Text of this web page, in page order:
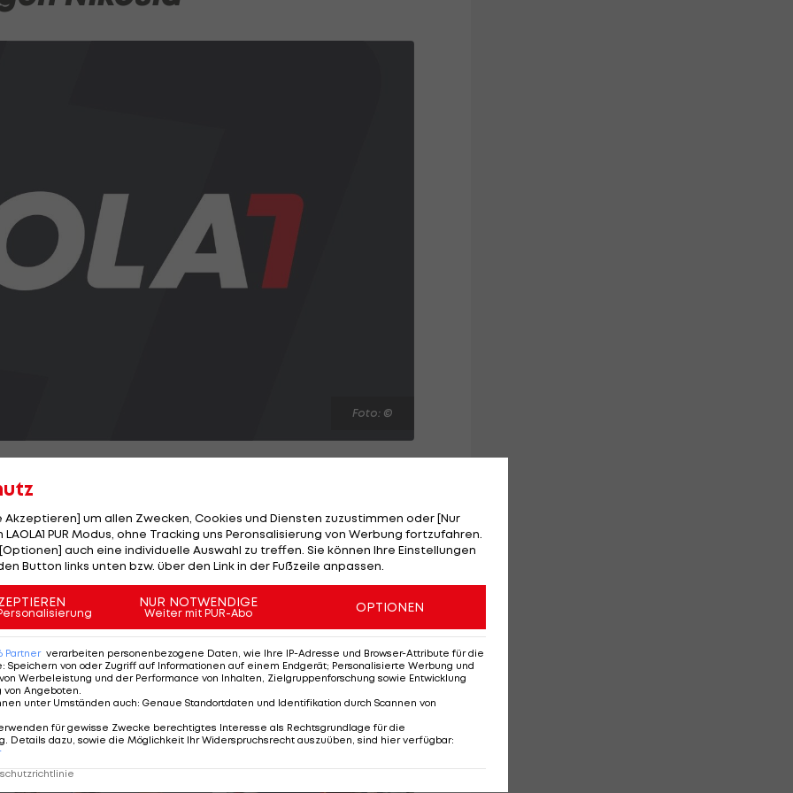
Foto: ©
Nikosia endet in Rottenmann unentschieden.
31 in Front, Ribeiro (82.) gleicht in der Schlussphase
zu wenige Tore gemacht. Auch die zweite Formation
solchen Gegner kann man schon mal einen
Coach Peter Hyballa das Spiel gegen den CL-
Akzeptieren] um allen Zwecken, Cookies und Diensten zuzustimmen oder [Nur
PUR Modus, ohne Tracking uns Peronsalisierung von Werbung fortzufahren.
auch eine individuelle Auswahl zu treffen. Sie können Ihre Einstellungen
Button links unten bzw. über den Link in der Fußzeile anpassen.
NUR NOTWENDIGE
Weiter mit PUR-Abo OPTIONEN
Partner verarbeiten personenbezogene Daten, wie Ihre IP-Adresse und Browser-Attribute für die
: Speichern von oder Zugriff auf Informationen auf einem Endgerät; Personalisierte Werbung und
Werbeleistung und der Performance von Inhalten, Zielgruppenforschung sowie Entwicklung
von Angeboten
unter Umständen auch: Genaue Standortdaten und Identifikation durch Scannen von
für gewisse Zwecke berechtigtes Interesse als Rechtsgrundlage für die
Details dazu, sowie die Möglichkeit Ihr Widerspruchsrecht auszuüben, sind hier verfügbar: